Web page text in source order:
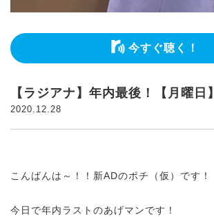
今すぐ聴く！
【ラジアナ】年内最後！【月曜日】
2020.12.28
こんばんは～！！新ADのポチ（仮）です！
今日で年内ラストのあげマンです！